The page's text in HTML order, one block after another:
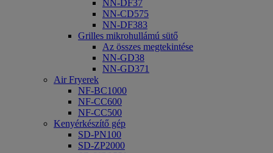
NN-DF37
NN-CD575
NN-DF383
Grilles mikrohullámú sütő
Az összes megtekintése
NN-GD38
NN-GD371
Air Fryerek
NF-BC1000
NF-CC600
NF-CC500
Kenyérkészítő gép
SD-PN100
SD-ZP2000